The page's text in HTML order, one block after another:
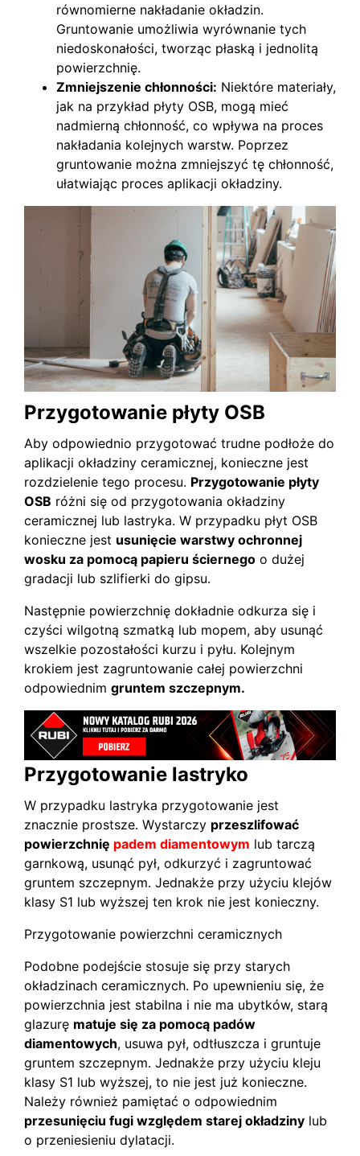
równomierne nakładanie okładzin.
Gruntowanie umożliwia wyrównanie tych
niedoskonałości, tworząc płaską i jednolitą
powierzchnię.
Zmniejszenie chłonności: Niektóre materiały,
jak na przykład płyty OSB, mogą mieć
nadmierną chłonność, co wpływa na proces
nakładania kolejnych warstw. Poprzez
gruntowanie można zmniejszyć tę chłonność,
ułatwiając proces aplikacji okładziny.
Przygotowanie płyty OSB
Aby odpowiednio przygotować trudne podłoże do
aplikacji okładziny ceramicznej, konieczne jest
rozdzielenie tego procesu. Przygotowanie płyty
OSB różni się od przygotowania okładziny
ceramicznej lub lastryka. W przypadku płyt OSB
konieczne jest usunięcie warstwy ochronnej
wosku za pomocą papieru ściernego o dużej
gradacji lub szlifierki do gipsu.
Następnie powierzchnię dokładnie odkurza się i
czyści wilgotną szmatką lub mopem, aby usunąć
wszelkie pozostałości kurzu i pyłu. Kolejnym
krokiem jest zagruntowanie całej powierzchni
odpowiednim gruntem szczepnym.
Przygotowanie lastryko
W przypadku lastryka przygotowanie jest
znacznie prostsze. Wystarczy przeszlifować
powierzchnię padem diamentowym lub tarczą
garnkową, usunąć pył, odkurzyć i zagruntować
gruntem szczepnym. Jednakże przy użyciu klejów
klasy S1 lub wyższej ten krok nie jest konieczny.
Przygotowanie powierzchni ceramicznych
Podobne podejście stosuje się przy starych
okładzinach ceramicznych. Po upewnieniu się, że
powierzchnia jest stabilna i nie ma ubytków, starą
glazurę matuje się za pomocą padów
diamentowych, usuwa pył, odtłuszcza i gruntuje
gruntem szczepnym. Jednakże przy użyciu kleju
klasy S1 lub wyższej, to nie jest już konieczne.
Należy również pamiętać o odpowiednim
przesunięciu fugi względem starej okładziny lub
o przeniesieniu dylatacji.